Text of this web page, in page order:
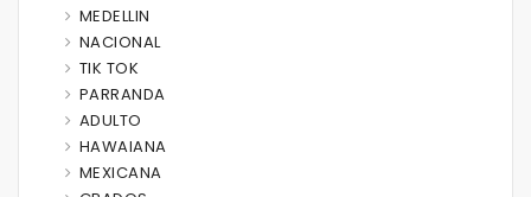
MEDELLIN
NACIONAL
TIK TOK
PARRANDA
ADULTO
HAWAIANA
MEXICANA